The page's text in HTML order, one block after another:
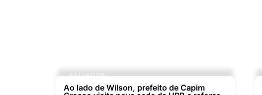
SALVADOR
Ao lado de Wilson, prefeito de Capim